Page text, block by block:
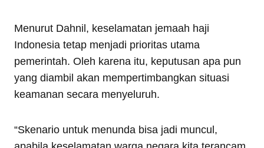
Menurut Dahnil, keselamatan jemaah haji
Indonesia tetap menjadi prioritas utama
pemerintah. Oleh karena itu, keputusan apa pun
yang diambil akan mempertimbangkan situasi
keamanan secara menyeluruh.
“Skenario untuk menunda bisa jadi muncul,